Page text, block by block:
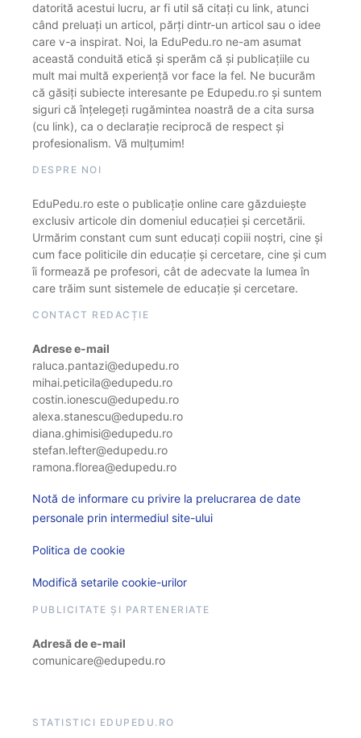
datorită acestui lucru, ar fi util să citați cu link, atunci
când preluați un articol, părți dintr-un articol sau o idee
care v-a inspirat. Noi, la EduPedu.ro ne-am asumat
această conduită etică și sperăm că și publicațiile cu
mult mai multă experiență vor face la fel. Ne bucurăm
că găsiți subiecte interesante pe Edupedu.ro și suntem
siguri că înțelegeți rugămintea noastră de a cita sursa
(cu link), ca o declarație reciprocă de respect și
profesionalism. Vă mulțumim!
DESPRE NOI
EduPedu.ro este o publicație online care găzduiește
exclusiv articole din domeniul educației și cercetării.
Urmărim constant cum sunt educați copiii noștri, cine și
cum face politicile din educație și cercetare, cine și cum
îi formează pe profesori, cât de adecvate la lumea în
care trăim sunt sistemele de educație și cercetare.
CONTACT REDACȚIE
Adrese e-mail
raluca.pantazi@edupedu.ro
mihai.peticila@edupedu.ro
costin.ionescu@edupedu.ro
alexa.stanescu@edupedu.ro
diana.ghimisi@edupedu.ro
stefan.lefter@edupedu.ro
ramona.florea@edupedu.ro
Notă de informare cu privire la prelucrarea de date
personale prin intermediul site-ului
Politica de cookie
Modifică setarile cookie-urilor
PUBLICITATE ȘI PARTENERIATE
Adresă de e-mail
comunicare@edupedu.ro
STATISTICI EDUPEDU.RO